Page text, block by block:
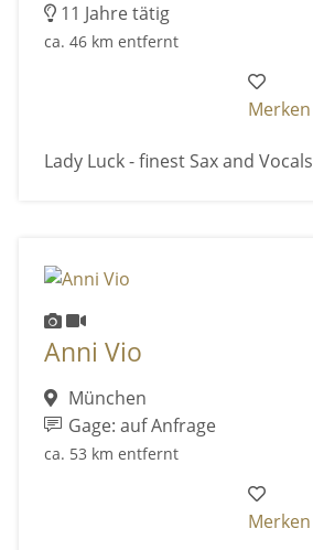
11 Jahre tätig
ca. 46 km entfernt
Merken
Lady Luck - finest Sax and Vocals
Anni Vio
München
Gage: auf Anfrage
ca. 53 km entfernt
Merken